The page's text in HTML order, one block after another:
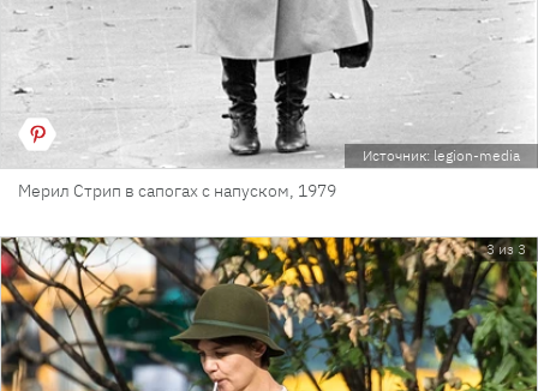
Источник: legion-media
Мерил Стрип в сапогах с напуском, 1979
3 из 3